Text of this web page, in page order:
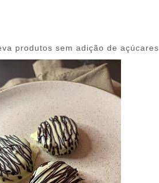
produtos sem adição de açúcares